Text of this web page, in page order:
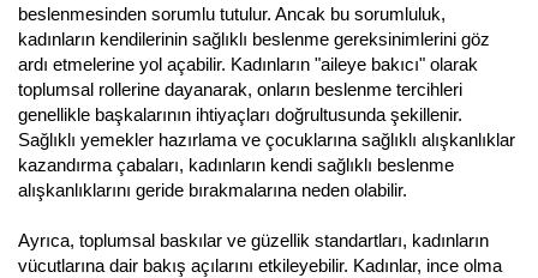
beslenmesinden sorumlu tutulur. Ancak bu sorumluluk,
kadınların kendilerinin sağlıklı beslenme gereksinimlerini göz
ardı etmelerine yol açabilir. Kadınların "aileye bakıcı" olarak
toplumsal rollerine dayanarak, onların beslenme tercihleri
genellikle başkalarının ihtiyaçları doğrultusunda şekillenir.
Sağlıklı yemekler hazırlama ve çocuklarına sağlıklı alışkanlıklar
kazandırma çabaları, kadınların kendi sağlıklı beslenme
alışkanlıklarını geride bırakmalarına neden olabilir.
Ayrıca, toplumsal baskılar ve güzellik standartları, kadınların
vücutlarına dair bakış açılarını etkileyebilir. Kadınlar, ince olma